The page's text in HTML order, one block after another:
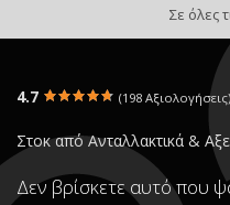
Σε όλες
4.7 (198 Αξιολογήσεις)
Στοκ από Ανταλλακτικά &
Δεν βρίσκετε αυτό που